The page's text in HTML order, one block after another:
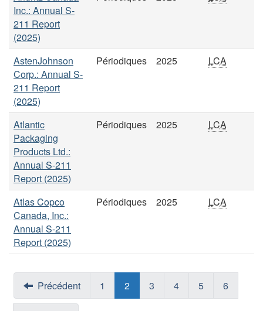
Inc.: Annual S-
211 Report
(2025)
AstenJohnson
Corp.: Annual S-
211 Report
(2025)
Périodiques 2025 LCA
Atlantic
Packaging
Products Ltd.:
Annual S-211
Report (2025)
Périodiques 2025 LCA
Atlas Copco
Canada, Inc.:
Annual S-211
Report (2025)
Périodiques 2025 LCA
Précédent 1 2 3 4 5 6